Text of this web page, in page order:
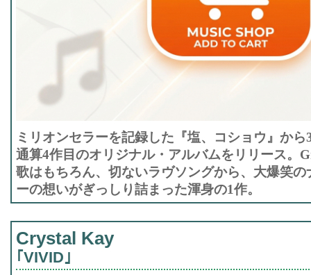
ミリオンセラーを記録した『塩、コショウ』から
通算4作目のオリジナル・アルバムをリリース。
歌はもちろん、切ないラヴソングから、大爆笑
ーの想いがぎっしり詰まった渾身の1作。
Crystal Kay
｢VIVID｣